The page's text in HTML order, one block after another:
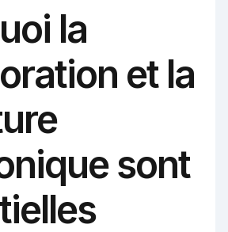
la
et la
sont